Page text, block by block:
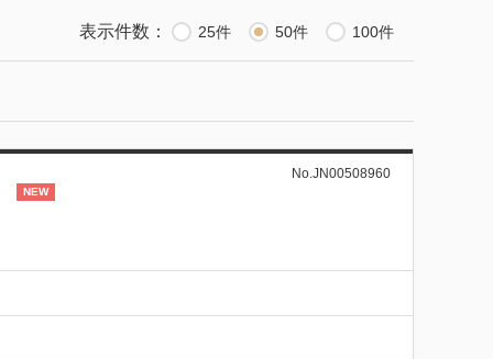
表示件数： 25件 50件 100件
No.JN00508960
NEW